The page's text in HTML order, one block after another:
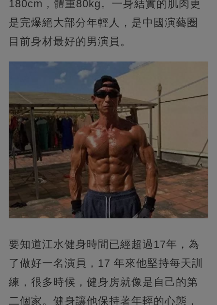
180cm，體重80kg。一身結實的肌肉更
是完爆絕大部分年輕人，是中國演藝圈
目前身材最好的男演員。
要知道江水健身時間已經超過17年，為
了做好一名演員，17 年來他堅持每天訓
練，很多時候，健身房就像是自己的第
二個家。健身讓他保持著年輕的心態，